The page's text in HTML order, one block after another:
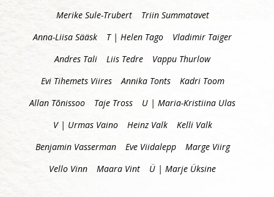
Merike Sule-Trubert
Triin Summatavet
Anna-Liisa Sääsk
T | Helen Tago
Vladimir Taiger
Andres Tali
Liis Tedre
Vappu Thurlow
Evi Tihemets Viires
Annika Tonts
Kadri Toom
Allan Tõnissoo
Taje Tross
U | Maria-Kristiina Ulas
V | Urmas Vaino
Heinz Valk
Kelli Valk
Benjamin Vasserman
Eve Viidalepp
Marge Viirg
Vello Vinn
Maara Vint Ü | Marje Üksine